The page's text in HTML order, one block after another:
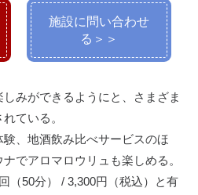
施設に問い合わせ
る＞＞
みができるようにと、さまざま
ている。
、地酒飲み比べサービスのほ
でアロマロウリュも楽しめる。
（50分） / 3,300円（税込）と有